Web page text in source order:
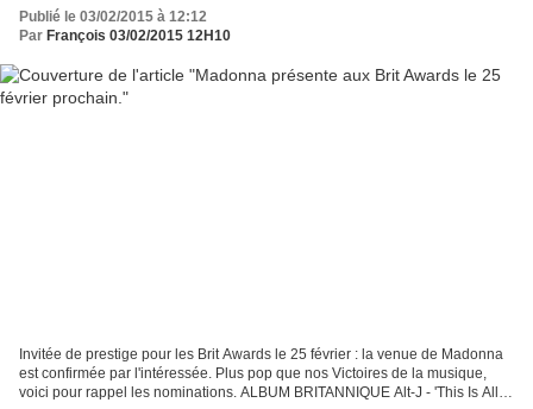
Publié le 03/02/2015 à 12:12
Par François 03/02/2015 12H10
Invitée de prestige pour les Brit Awards le 25 février : la venue de Madonna
est confirmée par l'intéressée. Plus pop que nos Victoires de la musique,
voici pour rappel les nominations. ALBUM BRITANNIQUE Alt-J - 'This Is All